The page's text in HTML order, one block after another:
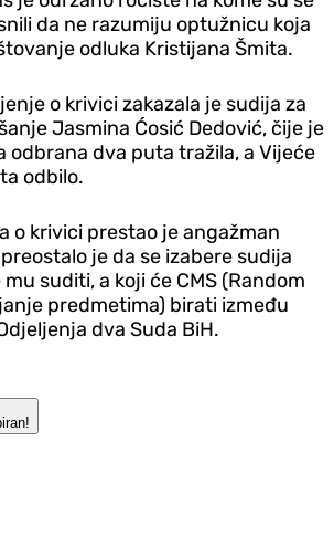
da ne razumiju optužnicu koja
odluka Kristijana Šmita.
o krivici zakazala je sudija za
Jasmina Ćosić Dedović, čije je
odbrana dva puta tražila, a Vijeće
odbilo.
o krivici prestao je angažman
je da se izabere sudija
suditi, a koji će CMS (Random
predmetima) birati između
dva Suda BiH.